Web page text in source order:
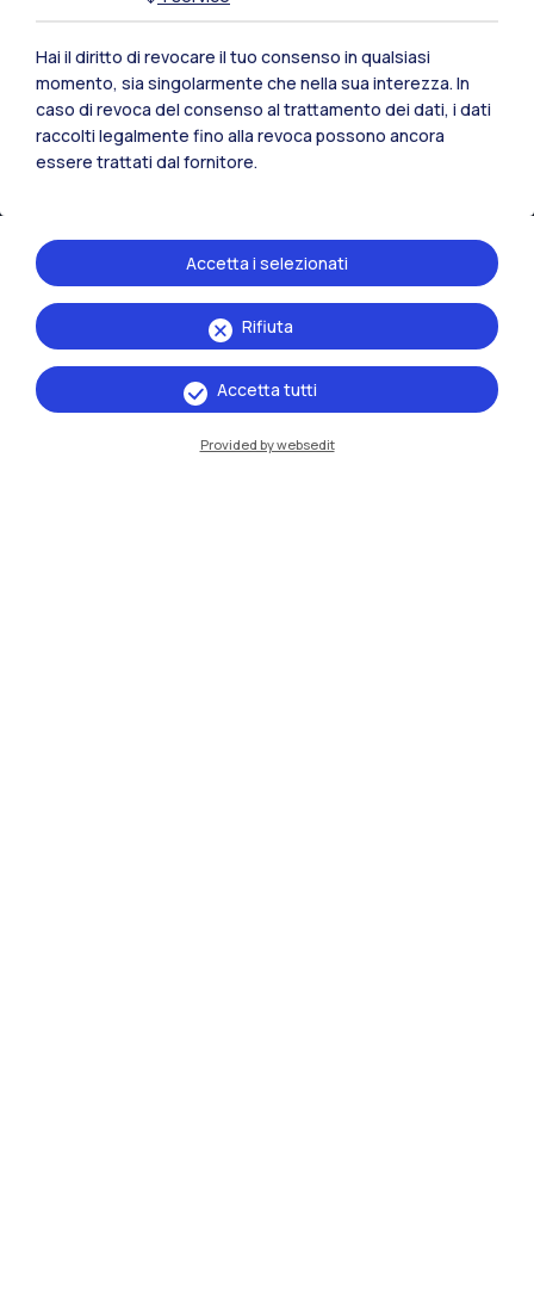
Residenze Frontiere
IT
Hai il diritto di revocare il tuo consenso in qualsiasi
momento, sia singolarmente che nella sua interezza. In
caso di revoca del consenso al trattamento dei dati, i dati
raccolti legalmente fino alla revoca possono ancora
essere trattati dal fornitore.
Rifiuta
Accetta i selezionati
Accetta tutti
Provided by websedit